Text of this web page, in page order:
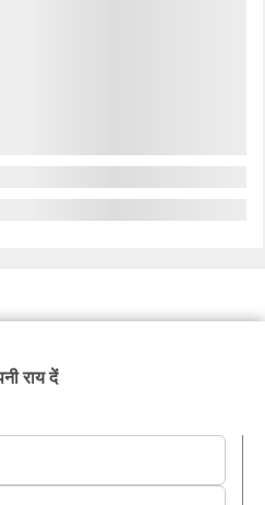
राय दें